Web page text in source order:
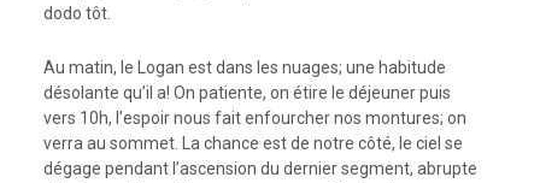
dodo tôt.
Au matin, le Logan est dans les nuages; une habitude
désolante qu’il a! On patiente, on étire le déjeuner puis
vers 10h, l’espoir nous fait enfourcher nos montures; on
verra au sommet. La chance est de notre côté, le ciel se
dégage pendant l’ascension du dernier segment, abrupte